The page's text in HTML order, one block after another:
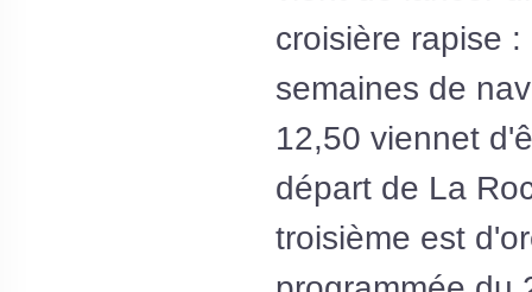
croisière rapise
semaines de
12,50 viennet
départ de La
troisième est